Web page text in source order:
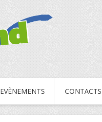
EVÈNEMENTS CONTACTS